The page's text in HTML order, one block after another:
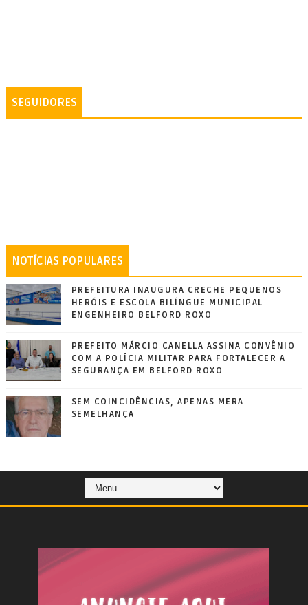
SEGUIDORES
NOTÍCIAS POPULARES
PREFEITURA INAUGURA CRECHE PEQUENOS
HERÓIS E ESCOLA BILÍNGUE MUNICIPAL
ENGENHEIRO BELFORD ROXO
PREFEITO MÁRCIO CANELLA ASSINA CONVÊNIO
COM A POLÍCIA MILITAR PARA FORTALECER A
SEGURANÇA EM BELFORD ROXO
SEM COINCIDÊNCIAS, APENAS MERA
SEMELHANÇA